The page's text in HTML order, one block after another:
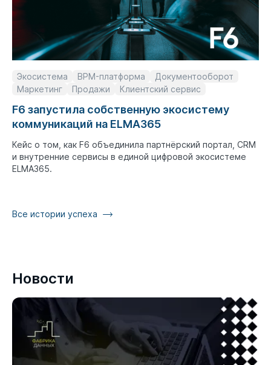
Экосистема BPM-платформа
Документооборот
Маркетинг
Продажи Клиентский сервис
F6 запустила собственную экосистему
коммуникаций на ELMA365
Кейс о том, как F6 объединила партнёрский портал, CRM
и внутренние сервисы в единой цифровой экосистеме
ELMA365.
Все истории успеха
Новости